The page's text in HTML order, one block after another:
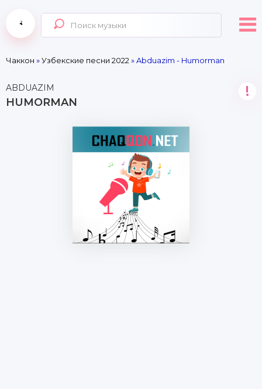
Чаккон »Узбекские песни 2022 » Abduazim - Humorman
ABDUAZIM
HUMORMAN
!